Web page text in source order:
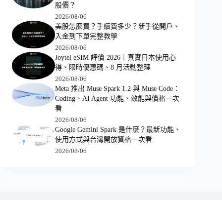
股價？
2026/08/06
美股怎麼買？手續費多少？新手從開戶、
入金到下單完整教學
2026/08/06
Joytel eSIM 評價 2026｜真實日本使用心
得、限時優惠碼、8 月活動整理
2026/08/06
Meta 推出 Muse Spark 1.2 與 Muse Code：
Coding、AI Agent 功能、效能與價格一次
看
2026/08/06
Google Gemini Spark 是什麼？最新功能、
使用方式與台灣開放資格一次看
2026/08/06